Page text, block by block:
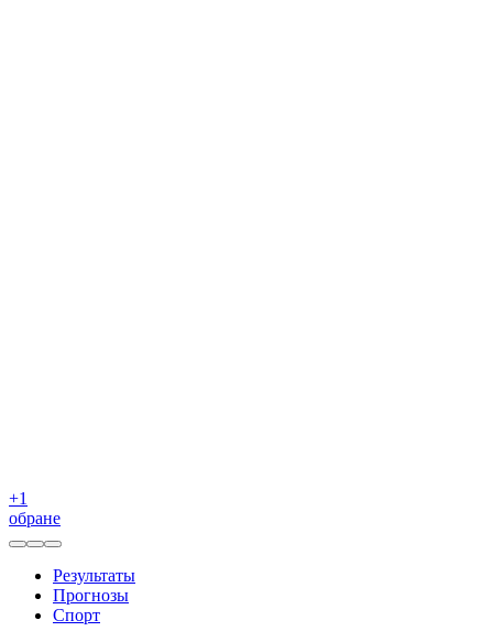
+1
обране
Результаты
Прогнозы
Спорт